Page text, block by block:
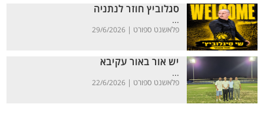
סגלוביץ חוזר לנתניה
...
פלאשנט ספורט | 29/6/2026
יש אור באור עקיבא
...
פלאשנט ספורט | 22/6/2026